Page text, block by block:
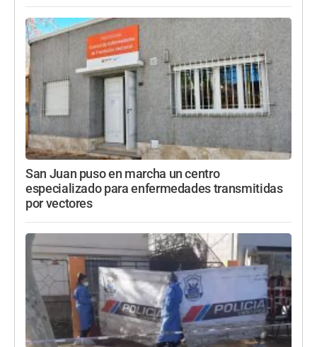
San Juan puso en marcha un centro
especializado para enfermedades transmitidas
por vectores